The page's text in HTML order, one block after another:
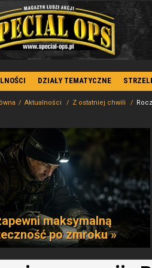
DZIAŁY TEMATYCZNE
Aktualności Z ostatniej chwili
maksymalną
po zmroku »